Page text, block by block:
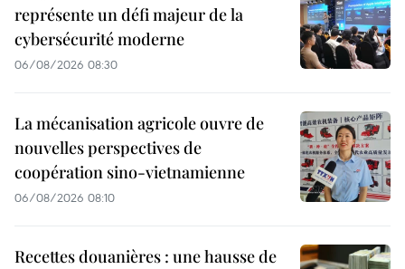
représente un défi majeur de la
cybersécurité moderne
06/08/2026 08:30
La mécanisation agricole ouvre de
nouvelles perspectives de
coopération sino-vietnamienne
06/08/2026 08:10
Recettes douanières : une hausse de